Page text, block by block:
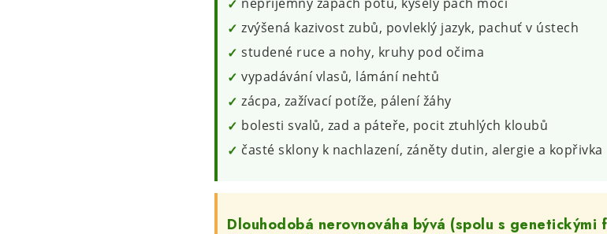
zvýšená kazivost zubů, povleklý jazyk, pachuť v ústech
studené ruce a nohy, kruhy pod očima
vypadávání vlasů, lámání nehtů
zácpa, zažívací potíže, pálení žáhy
bolesti svalů, zad a páteře, pocit ztuhlých kloubů
časté sklony k nachlazení, záněty dutin, alergie a kopřivka
Dlouhodobá nerovnováha bývá (spolu s